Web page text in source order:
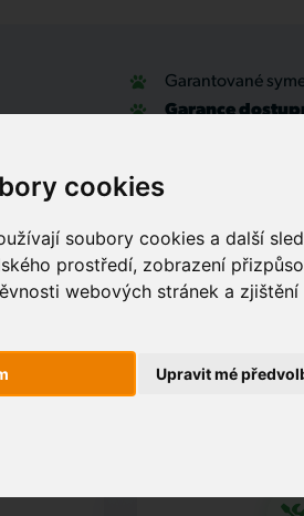
cookies
soubory cookies a další
prostředí, zobrazení
webových stránek a
Upravit mé
Garantované
Garance
Optické přípojky
IT outsourcing,